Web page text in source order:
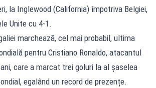
la Inglewood (California) împotriva Belgiei,
Unite cu 4-1.
marchează, cel mai probabil, ultima
pentru Cristiano Ronaldo, atacantul
care a marcat trei goluri la al șaselea
egalând un record de prezențe.